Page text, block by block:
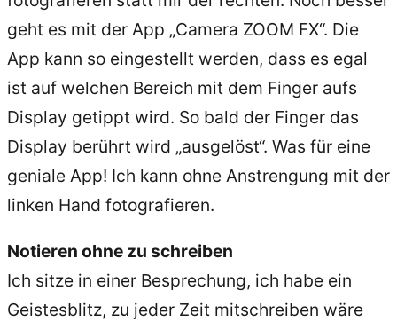
geht es mit der App „Camera ZOOM FX“. Die
App kann so eingestellt werden, dass es egal
ist auf welchen Bereich mit dem Finger aufs
Display getippt wird. So bald der Finger das
Display berührt wird „ausgelöst“. Was für eine
geniale App! Ich kann ohne Anstrengung mit der
linken Hand fotografieren.
Notieren ohne zu schreiben
Ich sitze in einer Besprechung, ich habe ein
Geistesblitz, zu jeder Zeit mitschreiben wäre